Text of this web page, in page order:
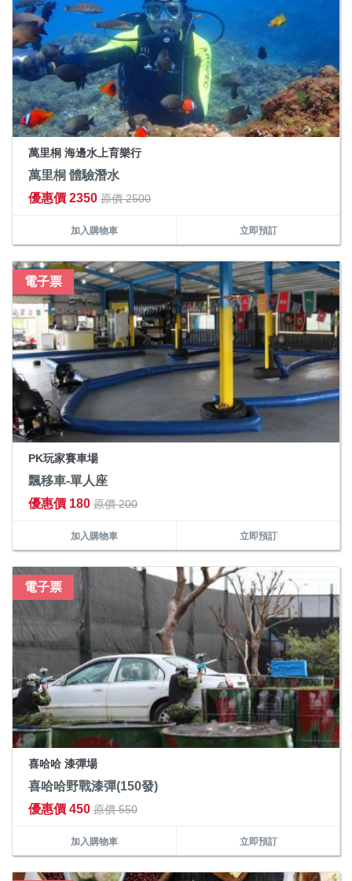
萬里桐 海邊水上育樂行
萬里桐 體驗潛水
優惠價 2350 原價 2500
加入購物車 立即預訂
電子票
PK玩家賽車場
飄移車-單人座
優惠價 180 原價 200
加入購物車 立即預訂
電子票
喜哈哈 漆彈場
喜哈哈野戰漆彈(150發)
優惠價 450 原價 550
加入購物車 立即預訂